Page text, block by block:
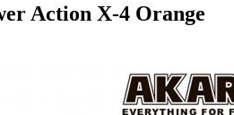
Action X-4 Orange